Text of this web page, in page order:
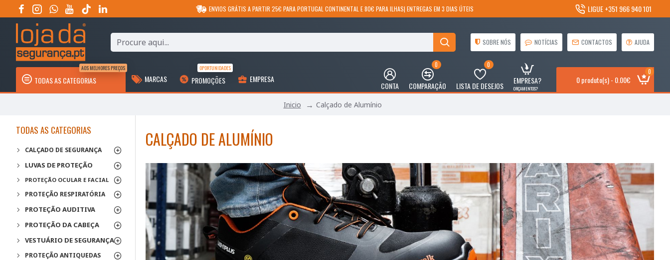
ENVIOS GRÁTIS A PARTIR 25€ PARA PORTUGAL CONTINENTAL E 80€ PARA ILHAS| ENTREGAS EM 3 DIAS ÚTEIS LIGUE +351 966 940 101
SOBRE NÓS NOTÍCIAS CONTACTOS AJUDA
TODAS AS CATEGORIAS
AOS MELHORES PREÇOS
MARCAS PROMOÇÕES
OPORTUNIDADES
EMPRESA
CONTA COMPARAÇÃO
0
LISTA DE DESEJOS
0
EMPRESA?
ORÇAMENTOS?
0 produto(s) - 0.00€
0
Inicio Calçado de Alumínio
TODAS AS CATEGORIAS
CALÇADO DE SEGURANÇA
LUVAS DE PROTEÇÃO
PROTEÇÃO OCULAR E FACIAL
PROTEÇÃO RESPIRATÓRIA
PROTEÇÃO AUDITIVA
PROTEÇÃO DA CABEÇA
VESTUÁRIO DE SEGURANÇA
PROTEÇÃO ANTIQUEDAS
CALÇADO DE ALUMÍNIO